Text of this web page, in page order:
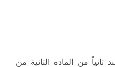
ثانياً من المادة الثانية من